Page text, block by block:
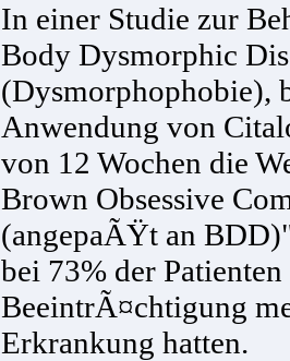
In einer Studie zur
Body Dysmorphic
(Dysmorphophobie),
Anwendung von
von 12 Wochen die
Brown Obsessive
(angepaÃŸt an
bei 73% der Patienten
BeeintrÃ¤chtigung
Erkrankung hatten.